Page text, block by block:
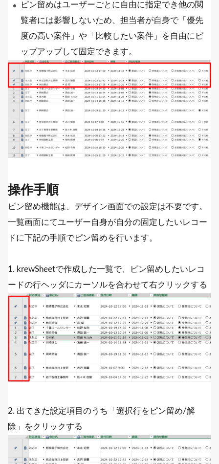
ピン留めはユーザーごとに自由に指定でき他の閲
覧者には影響しないため、担当者が自身で「優先
度の高い案件」や「比較したい案件」を自由にピ
ップアップして固定できます。
操作手順
ピン留め機能は、デザイン画面での設定は不要です。
一覧画面にてユーザー自身が自分の固定したいレコー
ドに下記の手順でピン留めを行います。
1. krewSheetで作成した一覧で、ピン留めしたいレコ
ードの行ヘッダにカーソルを合わせて右クリックする
2. 出てきた設定項目のうち「選択行をピン留め/解
除」をクリックする